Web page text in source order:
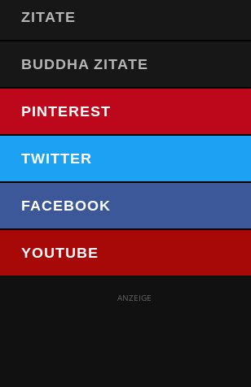
ZITATE
BUDDHA ZITATE
PINTEREST
TWITTER
FACEBOOK
YOUTUBE
ANZEIGE